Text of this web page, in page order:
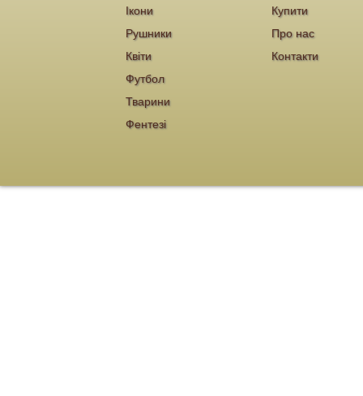
Купити
Про нас
Контакти
Ікони
Рушники
Квіти
Футбол
Тварини
Фентезі